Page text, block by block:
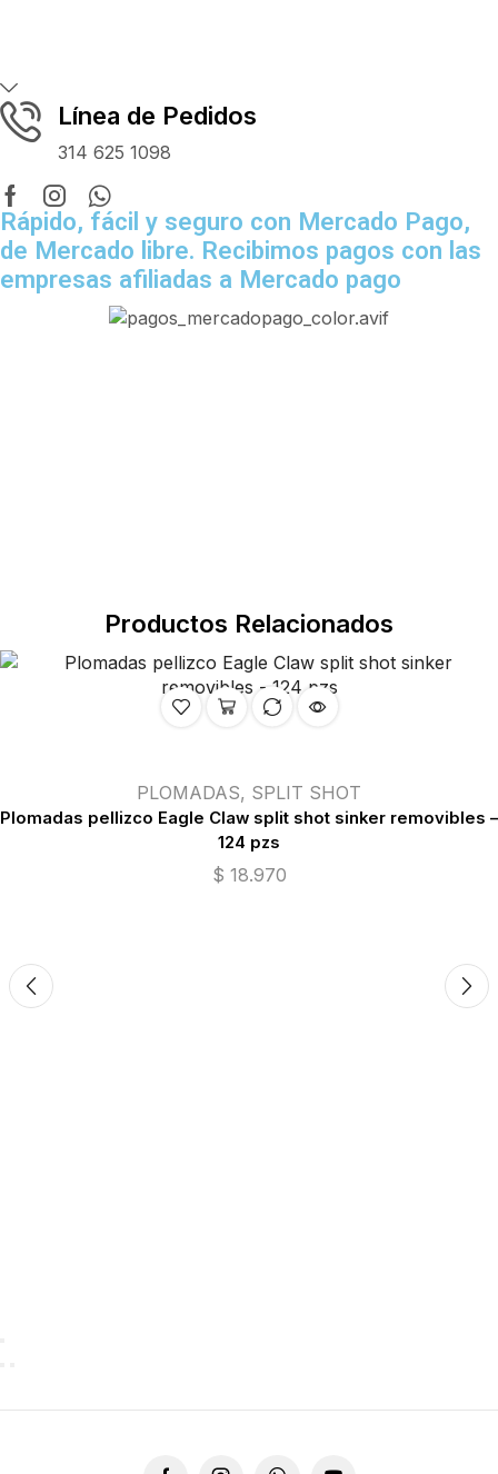
Línea de Pedidos
314 625 1098
Facebook
Instagram
Whatsapp
Rápido, fácil y seguro con Mercado Pago,
de Mercado libre. Recibimos pagos con las
empresas afiliadas a Mercado pago
Productos Relacionados
PLOMADAS, SPLIT SHOT
Plomadas pellizco Eagle Claw split shot sinker removibles –
124 pzs
$ 18.970